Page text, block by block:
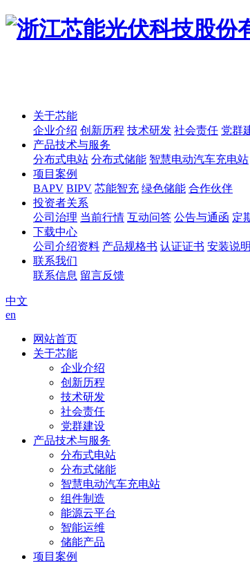
关于芯能
企业介绍 创新历程 技术研发 社会责任 党群
产品技术与服务
分布式电站 分布式储能 智慧电动汽车充电站
项目案例
BAPV BIPV 芯能智充 绿色储能 合作伙伴
投资者关系
公司治理 当前行情 互动问答 公告与通函 定
下载中心
公司介绍资料 产品规格书 认证证书 安装说明
联系我们
联系信息 留言反馈
中文
en
网站首页
关于芯能
企业介绍
创新历程
技术研发
社会责任
党群建设
产品技术与服务
分布式电站
分布式储能
智慧电动汽车充电站
组件制造
能源云平台
智能运维
储能产品
项目案例